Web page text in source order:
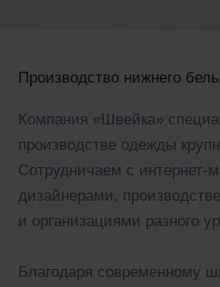
Производство нижнего
Компания «Швейка»
производстве одежды
Сотрудничаем с интернет-
дизайнерами,
и организациями разного
Благодаря современному